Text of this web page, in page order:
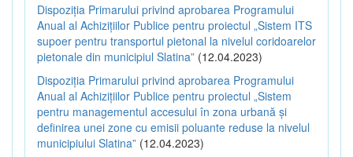
Dispoziția Primarului privind aprobarea Programului
Anual al Achizițiilor Publice pentru proiectul „Sistem ITS
supoer pentru transportul pietonal la nivelul coridoarelor
pietonale din municipiul Slatina” (12.04.2023)
Dispoziția Primarului privind aprobarea Programului
Anual al Achizițiilor Publice pentru proiectul „Sistem
pentru managementul accesului în zona urbană și
definirea unei zone cu emisii poluante reduse la nivelul
municipiului Slatina” (12.04.2023)